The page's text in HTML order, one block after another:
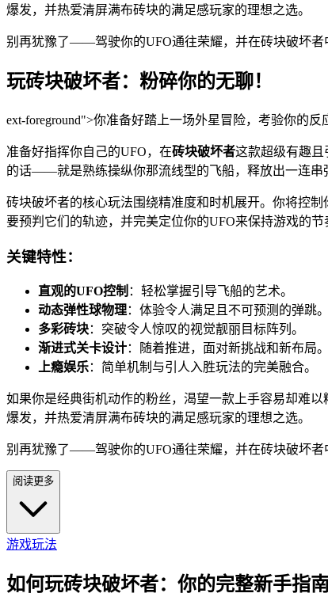
爆发，并热爱清屏满布砖块的满足感玩家的理想之选。
别再犹豫了——驾驶你的UFO通往荣耀，并在砖块破坏者
玩砖块破坏者：粉碎你的无聊！
ext-foreground">你准备好踏上一场外星冒险，考验你的反
准备好指挥你自己的UFO，在砖块破坏者这款超级有趣
的话——就是熟练操纵你那流线型的飞船，释放出一连串
砖块破坏者的核心玩法围绕精准度和时机展开。你将控
要预判它们的轨迹，并完美定位你的UFO来保持游戏的
关键特性：
直观的UFO控制 ：轻松掌握引导飞船的艺术。
动态弹性球物理：体验令人满足且不可预测的弹跳。
多彩砖块：突破令人惊叹的视觉靓丽目标阵列。
渐进式关卡设计：随着推进，面对新挑战和新布局。
上瘾娱乐：简单机制与引人入胜玩法的完美融合。
如果你是经典街机动作的粉丝，渴望一款上手容易却难
爆发，并热爱清屏满布砖块的满足感玩家的理想之选。
别再犹豫了——驾驶你的UFO通往荣耀，并在砖块破坏者
阅读更多
游戏玩法
如何玩砖块破坏者：你的完整新手指